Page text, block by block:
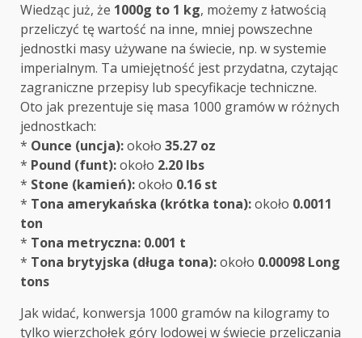
Wiedząc już, że 1000g to 1 kg, możemy z łatwością
przeliczyć tę wartość na inne, mniej powszechne
jednostki masy używane na świecie, np. w systemie
imperialnym. Ta umiejętność jest przydatna, czytając
zagraniczne przepisy lub specyfikacje techniczne.
Oto jak prezentuje się masa 1000 gramów w różnych
jednostkach:
* Ounce (uncja):około 35.27 oz
* Pound (funt):około 2.20 lbs
* Stone (kamień):około 0.16 st
* Tona amerykańska (krótka tona):około 0.0011
ton
* Tona metryczna: 0.001 t
* Tona brytyjska (długa tona):około 0.00098 Long
tons
Jak widać, konwersja 1000 gramów na kilogramy to
tylko wierzchołek góry lodowej w świecie przeliczania